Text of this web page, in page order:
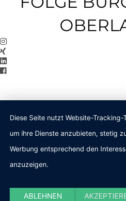
Diese Seite nutzt Website-
um ihre Dienste anzubieten, stetig
Werbung entsprechend den
anzuzeigen.
ABLEHNEN